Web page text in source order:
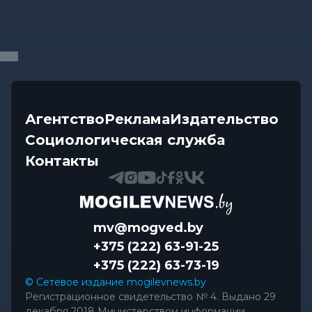
обозначил проблемы...
АгентствоРекламаИздательство
Социологическая служба
Контакты
mv@mogved.by
+375 (222) 63-91-25
+375 (222) 63-73-19
© Сетевое издание mogilevnews.by
Регистрационное свидетельство № 4. Выдано 29